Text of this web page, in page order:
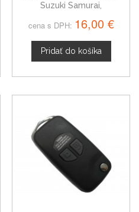
Suzuki Samurai,
cena s DPH: 16,00 €
Pridať do košíka